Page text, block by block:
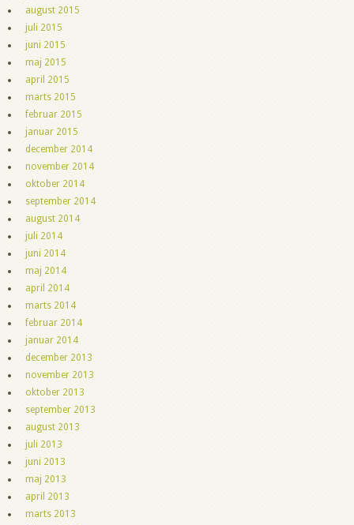
august 2015
juli 2015
juni 2015
maj 2015
april 2015
marts 2015
februar 2015
januar 2015
december 2014
november 2014
oktober 2014
september 2014
august 2014
juli 2014
juni 2014
maj 2014
april 2014
marts 2014
februar 2014
januar 2014
december 2013
november 2013
oktober 2013
september 2013
august 2013
juli 2013
juni 2013
maj 2013
april 2013
marts 2013